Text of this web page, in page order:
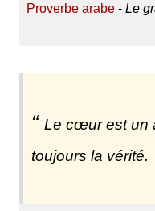
Proverbe arabe -Le
Le cœur est un
toujours la vérité.